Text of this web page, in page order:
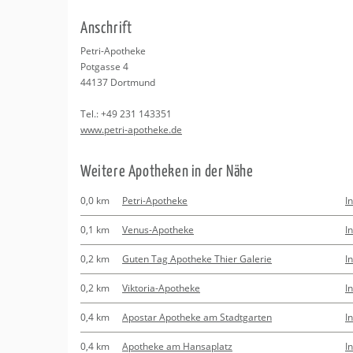
Beratung
Kurse
Regionale Tipps
An­schrift
Petri-Apo­the­ke
Pot­gas­se 4
44137 Dort­mund
Tel.:+49 231 143351
www.​petri-​apotheke.​de
Wei­te­re Apo­the­ken in der Nähe
0,0 km Petri-Apotheke
0,1 km Venus-Apotheke
0,2 km Guten Tag Apotheke Thier Galerie
0,2 km Viktoria-Apotheke
0,4 km Apostar Apotheke am Stadtgarten
0,4 km Apotheke am Hansaplatz